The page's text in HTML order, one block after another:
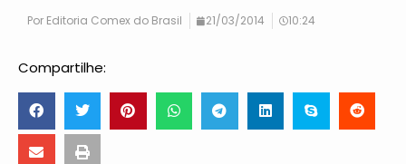
Por Editoria Comex do Brasil 21/03/2014 10:24
Compartilhe: